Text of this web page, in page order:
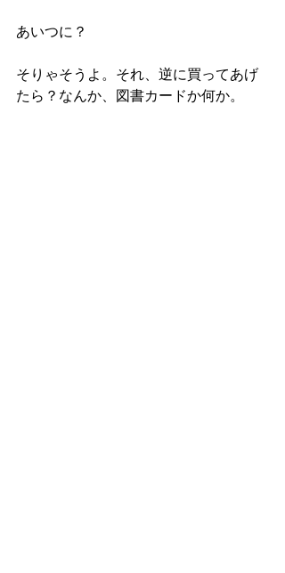
あいつに？
そりゃそうよ。それ、逆に買ってあげ
たら？なんか、図書カードか何か。